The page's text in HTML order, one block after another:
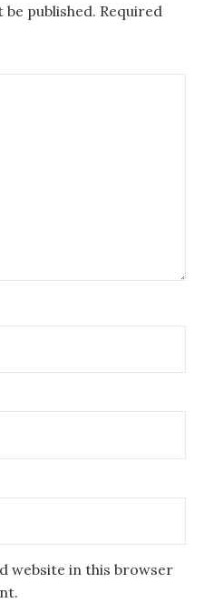
published. Required
website in this browser